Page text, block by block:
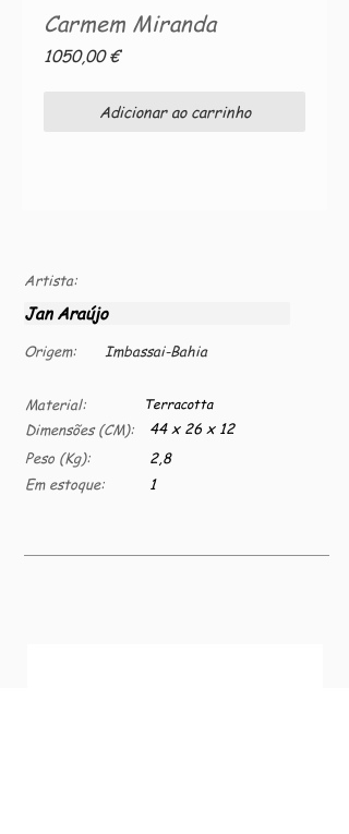
Carmem Miranda
1050,00 €Preço
Adicionar ao carrinho
Artista:
Jan Araújo
Origem: Imbassai-Bahia
Material:
Dimensões (CM):
Peso (Kg):
Em estoque:
Terracotta
44 x 26 x 12
2,8
1